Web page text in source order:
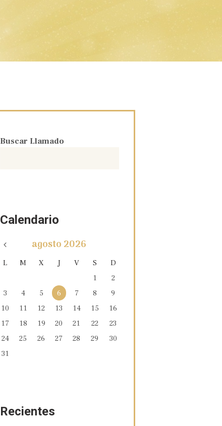
Buscar Llamado
Calendario
agosto 2026
L M X J V S
D
1
2
3
4 5 6 7 8
9
10
11 12 13 14 15
16
17
18 19 20 21 22
23
24
25 26 27 28 29
30
31
Recientes